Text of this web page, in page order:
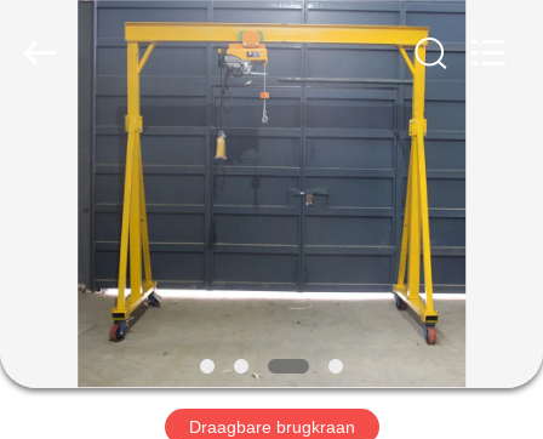
PRODUCTEN
ONGEVEER
FABRIEKSREIS
Draagbare brugkraan